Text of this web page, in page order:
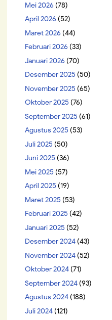
Mei 2026 (78)
April 2026 (52)
Maret 2026 (44)
Februari 2026 (33)
Januari 2026 (70)
Desember 2025 (50)
November 2025 (65)
Oktober 2025 (76)
September 2025 (61)
Agustus 2025 (53)
Juli 2025 (50)
Juni 2025 (36)
Mei 2025 (57)
April 2025 (19)
Maret 2025 (53)
Februari 2025 (42)
Januari 2025 (52)
Desember 2024(43)
November 2024(52)
Oktober 2024(71)
September 2024(93)
Agustus 2024(188)
Juli 2024(121)